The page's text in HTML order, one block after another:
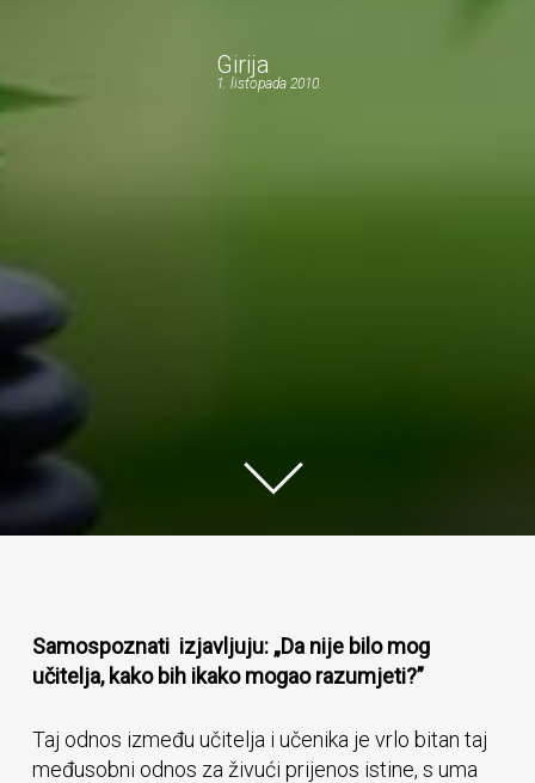
Girija
1. listopada 2010.
Samospoznati izjavljuju: „Da nije bilo mog
učitelja, kako bih ikako mogao razumjeti?”
Taj odnos između učitelja i učenika je vrlo bitan taj
međusobni odnos za živući prijenos istine, s uma